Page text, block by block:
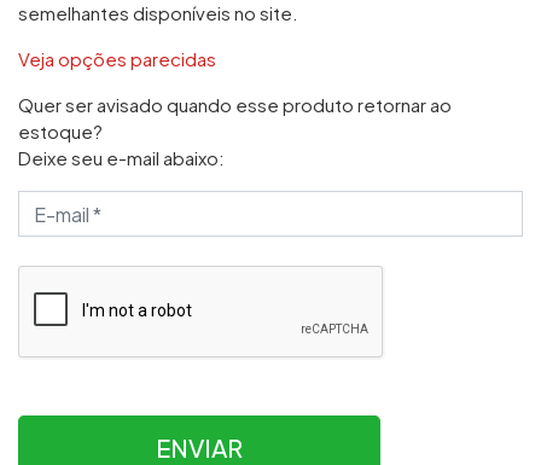
semelhantes disponíveis no site.
Veja opções parecidas
Quer ser avisado quando esse produto retornar ao
estoque?
Deixe seu e-mail abaixo:
ENVIAR